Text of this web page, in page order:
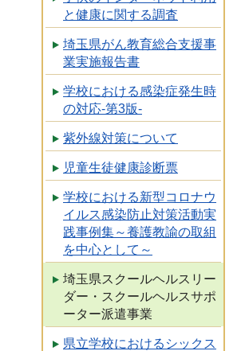
と健康に関する調査
埼玉県がん教育総合支援事
業実施報告書
学校における感染症発生時
の対応-第3版-
紫外線対策について
児童生徒健康診断票
学校における新型コロナウ
イルス感染防止対策活動実
践事例集～養護教諭の取組
を中心として～
埼玉県スクールヘルスリー
ダー・スクールヘルスサポ
ーター派遣事業
県立学校におけるシックス